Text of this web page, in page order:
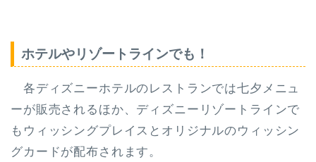
ホテルやリゾートラインでも！
各ディズニーホテルのレストランでは七夕メニュ
ーが販売されるほか、ディズニーリゾートラインで
もウィッシングプレイスとオリジナルのウィッシン
グカードが配布されます。